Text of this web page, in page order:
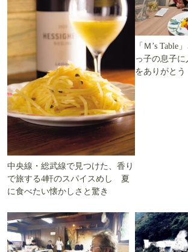
中央線・総武線で見つけた、香り
で旅する4軒のスパイスめし 夏
に食べたい懐かしさと驚き
「Ｍ’s Table」さんへ。アレルギー
っ子の息子
をありがとう